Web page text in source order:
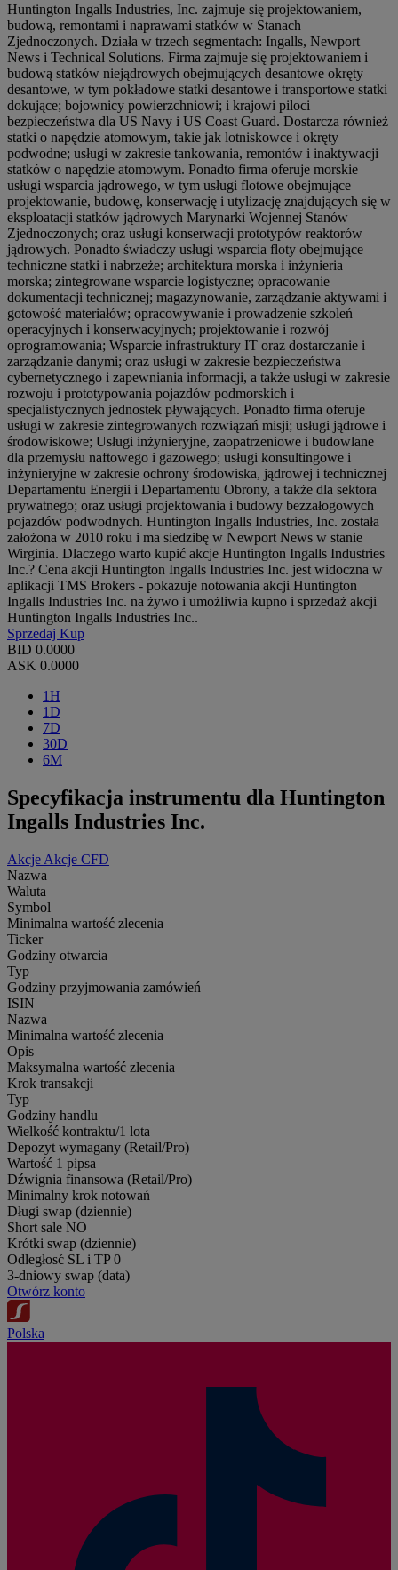
Huntington Ingalls Industries, Inc. zajmuje się projektowaniem,
budową, remontami i naprawami statków w Stanach
Zjednoczonych. Działa w trzech segmentach: Ingalls, Newport
News i Technical Solutions. Firma zajmuje się projektowaniem i
budową statków niejądrowych obejmujących desantowe okręty
desantowe, w tym pokładowe statki desantowe i transportowe statki
dokujące; bojownicy powierzchniowi; i krajowi piloci
bezpieczeństwa dla US Navy i US Coast Guard. Dostarcza również
statki o napędzie atomowym, takie jak lotniskowce i okręty
podwodne; usługi w zakresie tankowania, remontów i inaktywacji
statków o napędzie atomowym. Ponadto firma oferuje morskie
usługi wsparcia jądrowego, w tym usługi flotowe obejmujące
projektowanie, budowę, konserwację i utylizację znajdujących się w
eksploatacji statków jądrowych Marynarki Wojennej Stanów
Zjednoczonych; oraz usługi konserwacji prototypów reaktorów
jądrowych. Ponadto świadczy usługi wsparcia floty obejmujące
techniczne statki i nabrzeże; architektura morska i inżynieria
morska; zintegrowane wsparcie logistyczne; opracowanie
dokumentacji technicznej; magazynowanie, zarządzanie aktywami i
gotowość materiałów; opracowywanie i prowadzenie szkoleń
operacyjnych i konserwacyjnych; projektowanie i rozwój
oprogramowania; Wsparcie infrastruktury IT oraz dostarczanie i
zarządzanie danymi; oraz usługi w zakresie bezpieczeństwa
cybernetycznego i zapewniania informacji, a także usługi w zakresie
rozwoju i prototypowania pojazdów podmorskich i
specjalistycznych jednostek pływających. Ponadto firma oferuje
usługi w zakresie zintegrowanych rozwiązań misji; usługi jądrowe i
środowiskowe; Usługi inżynieryjne, zaopatrzeniowe i budowlane
dla przemysłu naftowego i gazowego; usługi konsultingowe i
inżynieryjne w zakresie ochrony środowiska, jądrowej i technicznej
Departamentu Energii i Departamentu Obrony, a także dla sektora
prywatnego; oraz usługi projektowania i budowy bezzałogowych
pojazdów podwodnych. Huntington Ingalls Industries, Inc. została
założona w 2010 roku i ma siedzibę w Newport News w stanie
Wirginia. Dlaczego warto kupić akcje Huntington Ingalls Industries
Inc.? Cena akcji Huntington Ingalls Industries Inc. jest widoczna w
aplikacji TMS Brokers - pokazuje notowania akcji Huntington
Ingalls Industries Inc. na żywo i umożliwia kupno i sprzedaż akcji
Huntington Ingalls Industries Inc..
Sprzedaj Kup
BID 0.0000
ASK 0.0000
1H
1D
7D
30D
6M
Specyfikacja instrumentu dla Huntington
Ingalls Industries Inc.
Akcje Akcje CFD
Nazwa
Waluta
Symbol
Minimalna wartość zlecenia
Ticker
Godziny otwarcia
Typ
Godziny przyjmowania zamówień
ISIN
Nazwa
Minimalna wartość zlecenia
Opis
Maksymalna wartość zlecenia
Krok transakcji
Typ
Godziny handlu
Wielkość kontraktu/1 lota
Depozyt wymagany (Retail/Pro)
Wartość 1 pipsa
Dźwignia finansowa (Retail/Pro)
Minimalny krok notowań
Długi swap (dziennie)
Short sale NO
Krótki swap (dziennie)
Odległosć SL i TP 0
3-dniowy swap (data)
Otwórz konto
Polska